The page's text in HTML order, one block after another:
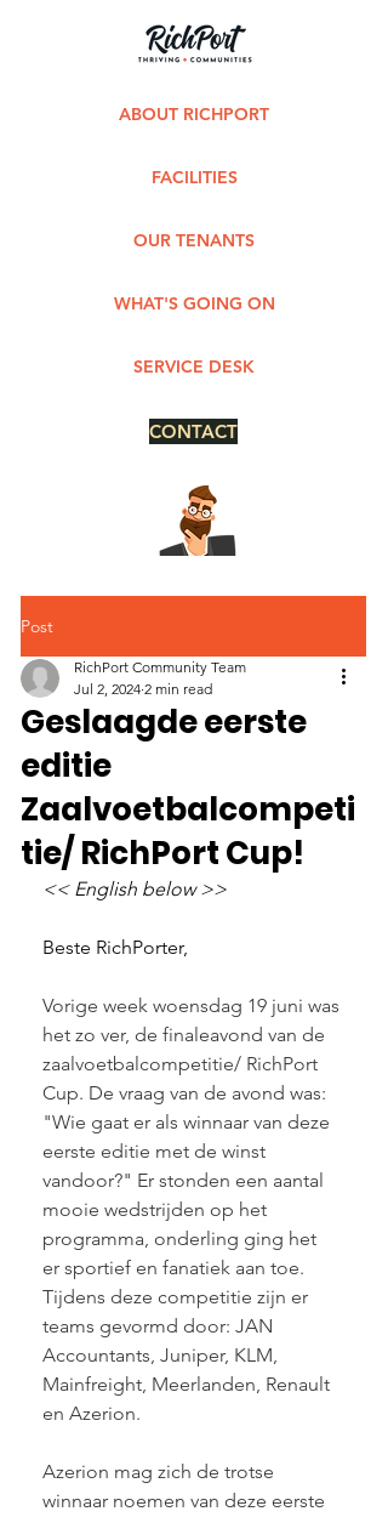
ABOUT RICHPORT
FACILITIES
OUR TENANTS
WHAT'S GOING ON
SERVICE DESK
CONTACT
Post
Geslaagde eerste
editie
Zaalvoetbalcompeti
tie/ RichPort Cup!
RichPort Community Team
Jul 2, 2024 2 min read
<< English below >>
Beste RichPorter,
Vorige week woensdag 19 juni was
het zo ver, de finaleavond van de
zaalvoetbalcompetitie/ RichPort
Cup. De vraag van de avond was:
"Wie gaat er als winnaar van deze
eerste editie met de winst
vandoor?" Er stonden een aantal
mooie wedstrijden op het
programma, onderling ging het
er sportief en fanatiek aan toe.
Tijdens deze competitie zijn er
teams gevormd door: JAN
Accountants, Juniper, KLM,
Mainfreight, Meerlanden, Renault
en Azerion.
Azerion mag zich de trotse
winnaar noemen van deze eerste